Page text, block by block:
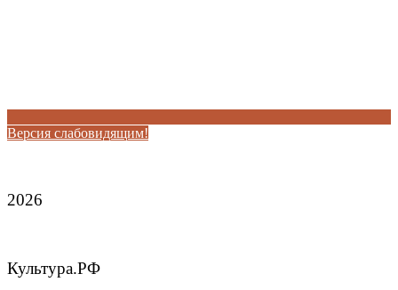
Версия слабовидящим!
2026
Культура.РФ